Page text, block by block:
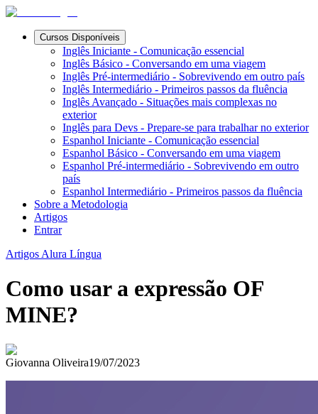
Cursos Disponíveis
Inglês Iniciante - Comunicação essencial
Inglês Básico - Conversando em uma viagem
Inglês Pré-intermediário - Sobrevivendo em outro país
Inglês Intermediário - Primeiros passos da fluência
Inglês Avançado - Situações mais complexas no
exterior
Inglês para Devs - Prepare-se para trabalhar no exterior
Espanhol Iniciante - Comunicação essencial
Espanhol Básico - Conversando em uma viagem
Espanhol Pré-intermediário - Sobrevivendo em outro
país
Espanhol Intermediário - Primeiros passos da fluência
Sobre a Metodologia
Artigos
Entrar
Artigos Alura Língua
Como usar a expressão OF
MINE?
Giovanna Oliveira19/07/2023